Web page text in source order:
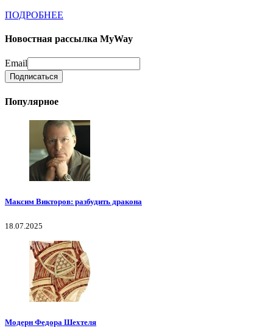
ПОДРОБНЕЕ
Новостная рассылка MyWay
Email
Популярное
Максим Викторов: разбудить дракона
18.07.2025
Модерн Федора Шехтеля